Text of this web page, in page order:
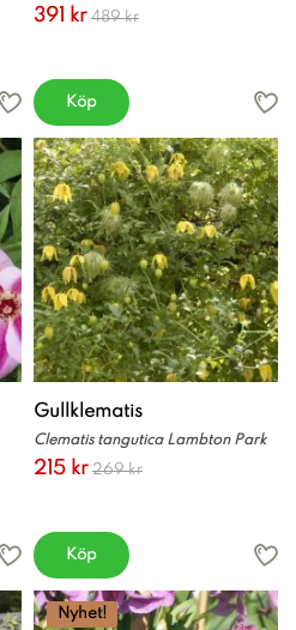
391 kr 489 kr
Köp
Gullklematis
Clematis tangutica Lambton Park
215 kr 269 kr
Köp
Nyhet!